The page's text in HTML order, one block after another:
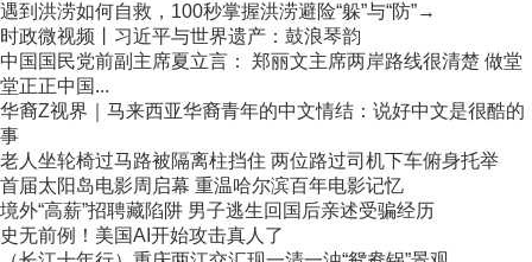
遇到洪涝如何自救，100秒掌握洪涝避险“躲”与“防”→
时政微视频丨习近平与世界遗产：鼓浪琴韵
中国国民党前副主席夏立言： 郑丽文主席两岸路线很清楚 做堂
堂正正中国...
华裔Z视界｜马来西亚华裔青年的中文情结：说好中文是很酷的
事
老人坐轮椅过马路被隔离柱挡住 两位路过司机下车俯身托举
首届太阳岛电影周启幕 重温哈尔滨百年电影记忆
境外“高薪”招聘藏陷阱 男子逃生回国后亲述受骗经历
史无前例！美国AI开始攻击真人了